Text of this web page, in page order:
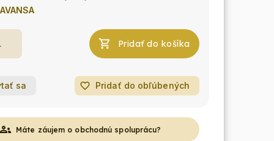
AVANSA
Pridať do košíka
sa favorite_border Pridať do obľúbených
Máte záujem o obchodnú spoluprácu?